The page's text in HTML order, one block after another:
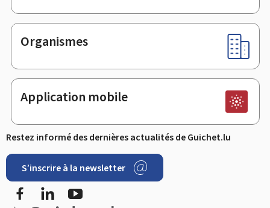
Organismes
Application mobile
Restez informé des dernières actualités de Guichet.lu
S’inscrire à la newsletter
FacebookLinkedIn